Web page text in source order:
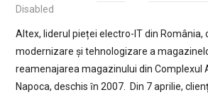
Disabled
Altex, liderul pieței electro-IT din România,
modernizare și tehnologizare a
reamenajarea magazinului din Complexul
Napoca, deschis ȋn 2007. Din 7 aprilie,